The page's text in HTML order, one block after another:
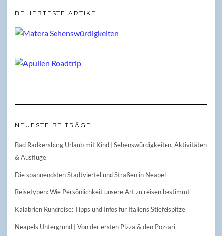
BELIEBTESTE ARTIKEL
NEUESTE BEITRÄGE
Bad Radkersburg Urlaub mit Kind | Sehenswürdigkeiten, Aktivitäten
& Ausflüge
Die spannendsten Stadtviertel und Straßen in Neapel
Reisetypen: Wie Persönlichkeit unsere Art zu reisen bestimmt
Kalabrien Rundreise: Tipps und Infos für Italiens Stiefelspitze
Neapels Untergrund | Von der ersten Pizza & den Pozzari